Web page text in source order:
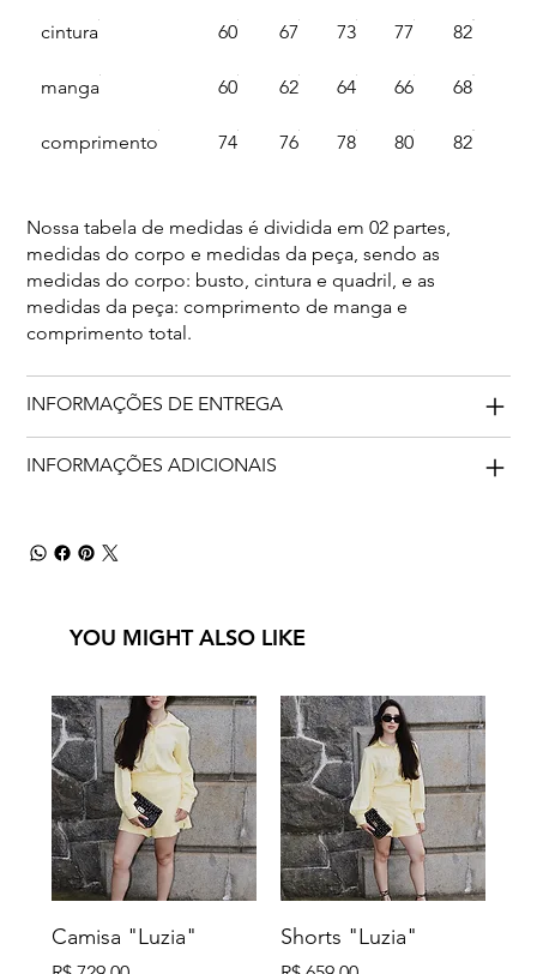
cintura 60 67 73 77 82
manga 60 62 64 66 68
comprimento 74 76 78 80 82
Nossa tabela de medidas é dividida em 02 partes,
medidas do corpo e medidas da peça, sendo as
medidas do corpo: busto, cintura e quadril, e as
medidas da peça: comprimento de manga e
comprimento total.
INFORMAÇÕES DE ENTREGA
INFORMAÇÕES ADICIONAIS
YOU MIGHT ALSO LIKE
Camisa "Luzia" Shorts "Luzia"